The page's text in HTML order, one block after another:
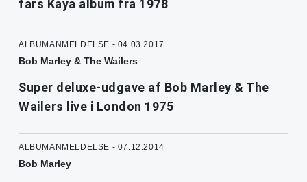
fars Kaya album fra 1978
ALBUMANMELDELSE - 04.03.2017
Bob Marley & The Wailers
Super deluxe-udgave af Bob Marley & The
Wailers live i London 1975
ALBUMANMELDELSE - 07.12.2014
Bob Marley